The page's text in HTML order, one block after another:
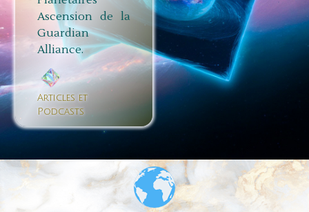
Ascension de la
Guardian
Alliance.
Articles et
Podcasts